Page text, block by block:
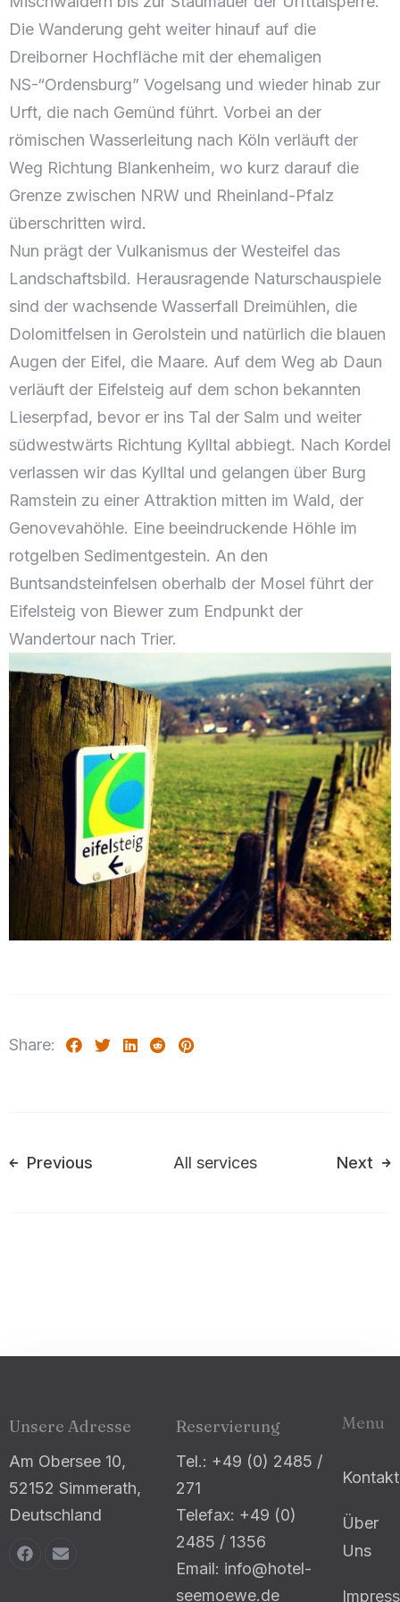
Die Wanderung geht weiter hinauf auf die
Dreiborner Hochfläche mit der ehemaligen
NS-“Ordensburg” Vogelsang und wieder hinab zur
Urft, die nach Gemünd führt. Vorbei an der
römischen Wasserleitung nach Köln verläuft der
Weg Richtung Blankenheim, wo kurz darauf die
Grenze zwischen NRW und Rheinland-Pfalz
überschritten wird.
Nun prägt der Vulkanismus der Westeifel das
Landschaftsbild. Herausragende Naturschauspiele
sind der wachsende Wasserfall Dreimühlen, die
Dolomitfelsen in Gerolstein und natürlich die blauen
Augen der Eifel, die Maare. Auf dem Weg ab Daun
verläuft der Eifelsteig auf dem schon bekannten
Lieserpfad, bevor er ins Tal der Salm und weiter
südwestwärts Richtung Kylltal abbiegt. Nach Kordel
verlassen wir das Kylltal und gelangen über Burg
Ramstein zu einer Attraktion mitten im Wald, der
Genovevahöhle. Eine beeindruckende Höhle im
rotgelben Sedimentgestein. An den
Buntsandsteinfelsen oberhalb der Mosel führt der
Eifelsteig von Biewer zum Endpunkt der
Wandertour nach Trier.
Share:
Previous All services Next
Unsere Adresse
Am Obersee 10,
52152 Simmerath,
Deutschland
Reservierung
Tel.: +49 (0) 2485 /
271
Telefax: +49 (0)
2485 / 1356
Email: info@hotel-
seemoewe.de
Menu
Kontakt
Über
Uns
Anreise
Abreise
Suche